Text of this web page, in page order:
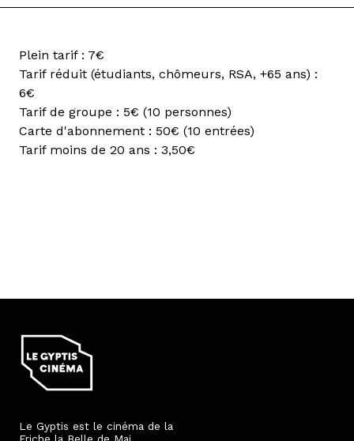
Plein tarif : 7€
Tarif réduit (étudiants, chômeurs, RSA, +65 ans) :
6€
Tarif de groupe : 5€ (10 personnes)
Carte d'abonnement : 50€ (10 entrées)
Tarif moins de 20 ans : 3,50€
Le Gyptis est le cinéma de la
Friche la Belle de Mai